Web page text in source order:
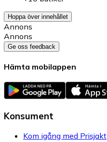
Hoppa över innehållet
Annons
Annons
Ge oss feedback
Hämta mobilappen
Konsument
Kom igång med Prisjakt